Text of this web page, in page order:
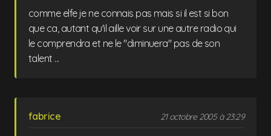
comme elfe je ne connais pas mais si il est si bon
que ca, autant qu'il aille voir sur une autre radio qui
le comprendra et ne le "diminuera" pas de son
talent ...
fabrice 21 octobre 2005 à 23:29